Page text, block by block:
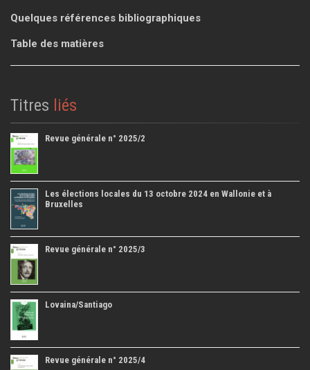
Quelques références bibliographiques
Table des matières
Titres liés
Revue générale n° 2025/2
Les élections locales du 13 octobre 2024 en Wallonie et à
Bruxelles
Revue générale n° 2025/3
Lovaina/Santiago
Revue générale n° 2025/4